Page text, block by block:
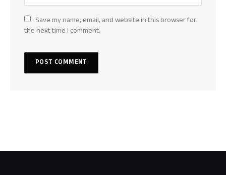
Save my name, email, and website in this browser for
the next time I comment.